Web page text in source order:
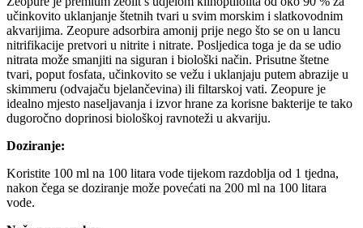
učinkovito uklanjanje štetnih tvari u svim morskim i slatkovodnim
akvarijima. Zeopure adsorbira amonij prije nego što se on u lancu
nitrifikacije pretvori u nitrite i nitrate. Posljedica toga je da se udio
nitrata može smanjiti na siguran i biološki način. Prisutne štetne
tvari, poput fosfata, učinkovito se vežu i uklanjaju putem abrazije u
skimmeru (odvajaču bjelančevina) ili filtarskoj vati. Zeopure je
idealno mjesto naseljavanja i izvor hrane za korisne bakterije te tako
dugoročno doprinosi biološkoj ravnoteži u akvariju.
Doziranje:
Koristite 100 ml na 100 litara vode tijekom razdoblja od 1 tjedna,
nakon čega se doziranje može povećati na 200 ml na 100 litara
vode.